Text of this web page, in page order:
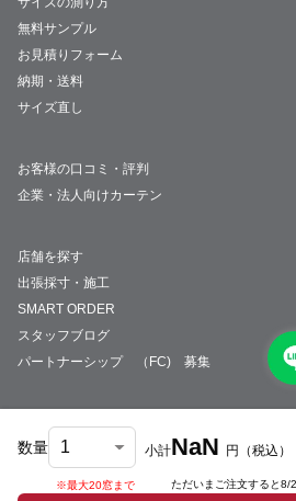
数量
※最大20窓まで
小計NaN 円 （税込）
ただいまご注文すると8/
無料サンプル
お見積りフォーム
納期・送料
サイズ直し
お客様の口コミ・評判
企業・法人向けカーテン
店舗を探す
出張採寸・施工
SMART ORDER
スタッフブログ
パートナーシップ （FC) 募集
会社概要 採用情報特定商取引法について